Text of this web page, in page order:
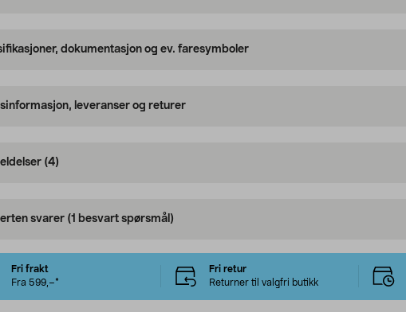
dokumentasjon og ev. faresymboler
leveranser og returer
(4)
svarer (1 besvart spørsmål)
Fri frakt
Fra 599,–*
Fri retur
Returner til valgfri butikk